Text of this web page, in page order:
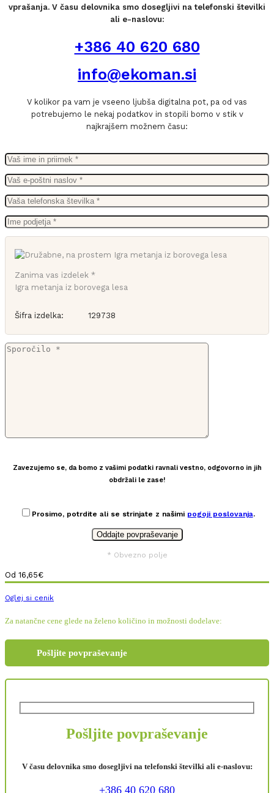
vprašanja. V času delovnika smo dosegljivi na telefonski številki
ali e-naslovu:
+386 40 620 680
info@ekoman.si
V kolikor pa vam je vseeno ljubša digitalna pot, pa od vas
potrebujemo le nekaj podatkov in stopili bomo v stik v
najkrajšem možnem času:
Zanima vas izdelek *
Igra metanja iz borovega lesa
Šifra izdelka: 129738
Zavezujemo se, da bomo z vašimi podatki ravnali vestno, odgovorno in jih
obdržali le zase!
Prosimo, potrdite ali se strinjate z našimi pogoji poslovanja.
* Obvezno polje
Od 16,65€
Oglej si cenik
Za natančne cene glede na želeno količino in možnosti dodelave:
Pošljite povpraševanje
Pošljite povpraševanje
V času delovnika smo dosegljivi na telefonski številki ali e-naslovu:
+386 40 620 680